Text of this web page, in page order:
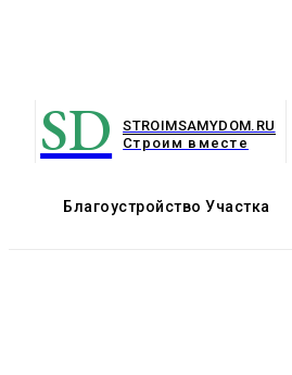
SD
STROIMSAMYDOM.RU
Строим вместе
Благоустройство Участка